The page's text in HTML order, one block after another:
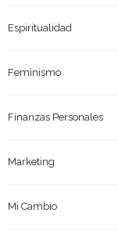
Espiritualidad
Feminismo
Finanzas Personales
Marketing
Mi Cambio